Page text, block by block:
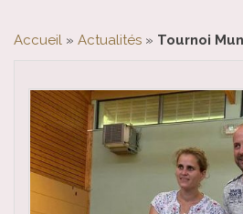
Accueil » Actualités » Tournoi